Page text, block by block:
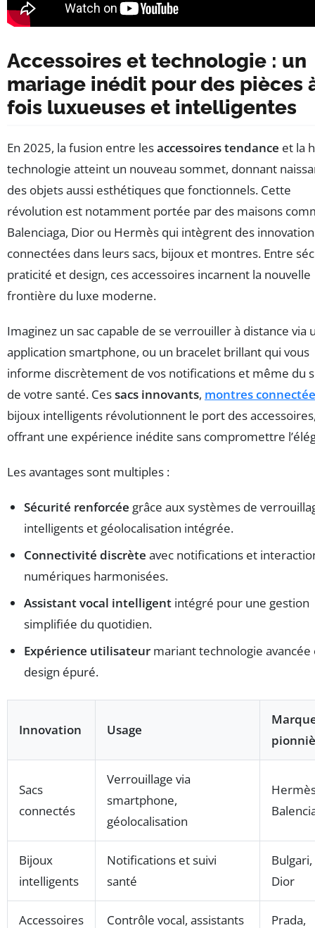
Accessoires et technologie : un
mariage inédit pour des pièces
fois luxueuses et intelligentes
En 2025, la fusion entre lesaccessoires tendance et la
technologie atteint un nouveau sommet, donnant
des objets aussi esthétiques que fonctionnels. Cette
révolution est notamment portée par des maisons
Balenciaga, Dior ou Hermès qui intègrent des
connectées dans leurs sacs, bijoux et montres. Entre
praticité et design, ces accessoires incarnent la nouvelle
frontière du luxe moderne.
Imaginez un sac capable de se verrouiller à distance via
application smartphone, ou un bracelet brillant qui vous
informe discrètement de vos notifications et même du
de votre santé. Cessacs innovants, montres
bijoux intelligents révolutionnent le port des
offrant une expérience inédite sans compromettre
Les avantages sont multiples :
Sécurité renforcée grâce aux systèmes de
intelligents et géolocalisation intégrée.
Connectivité discrète avec notifications et
numériques harmonisées.
Assistant vocal intelligent intégré pour une gestion
simplifiée du quotidien.
Expérience utilisateur mariant technologie avancée
design épuré.
Innovation Usage
Sacs
connectés
Verrouillage via
smartphone,
géolocalisation
Bijoux
intelligents
Notifications et suivi
santé
Bulgari,
Dior
Accessoires Contrôle vocal, assistants Prada,